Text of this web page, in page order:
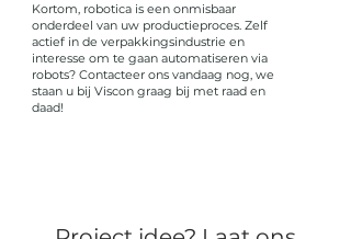
Kortom, robotica is een onmisbaar
onderdeel van uw productieproces. Zelf
actief in de verpakkingsindustrie en
interesse om te gaan automatiseren via
robots? Contacteer ons vandaag nog, we
staan u bij Viscon graag bij met raad en
daad!